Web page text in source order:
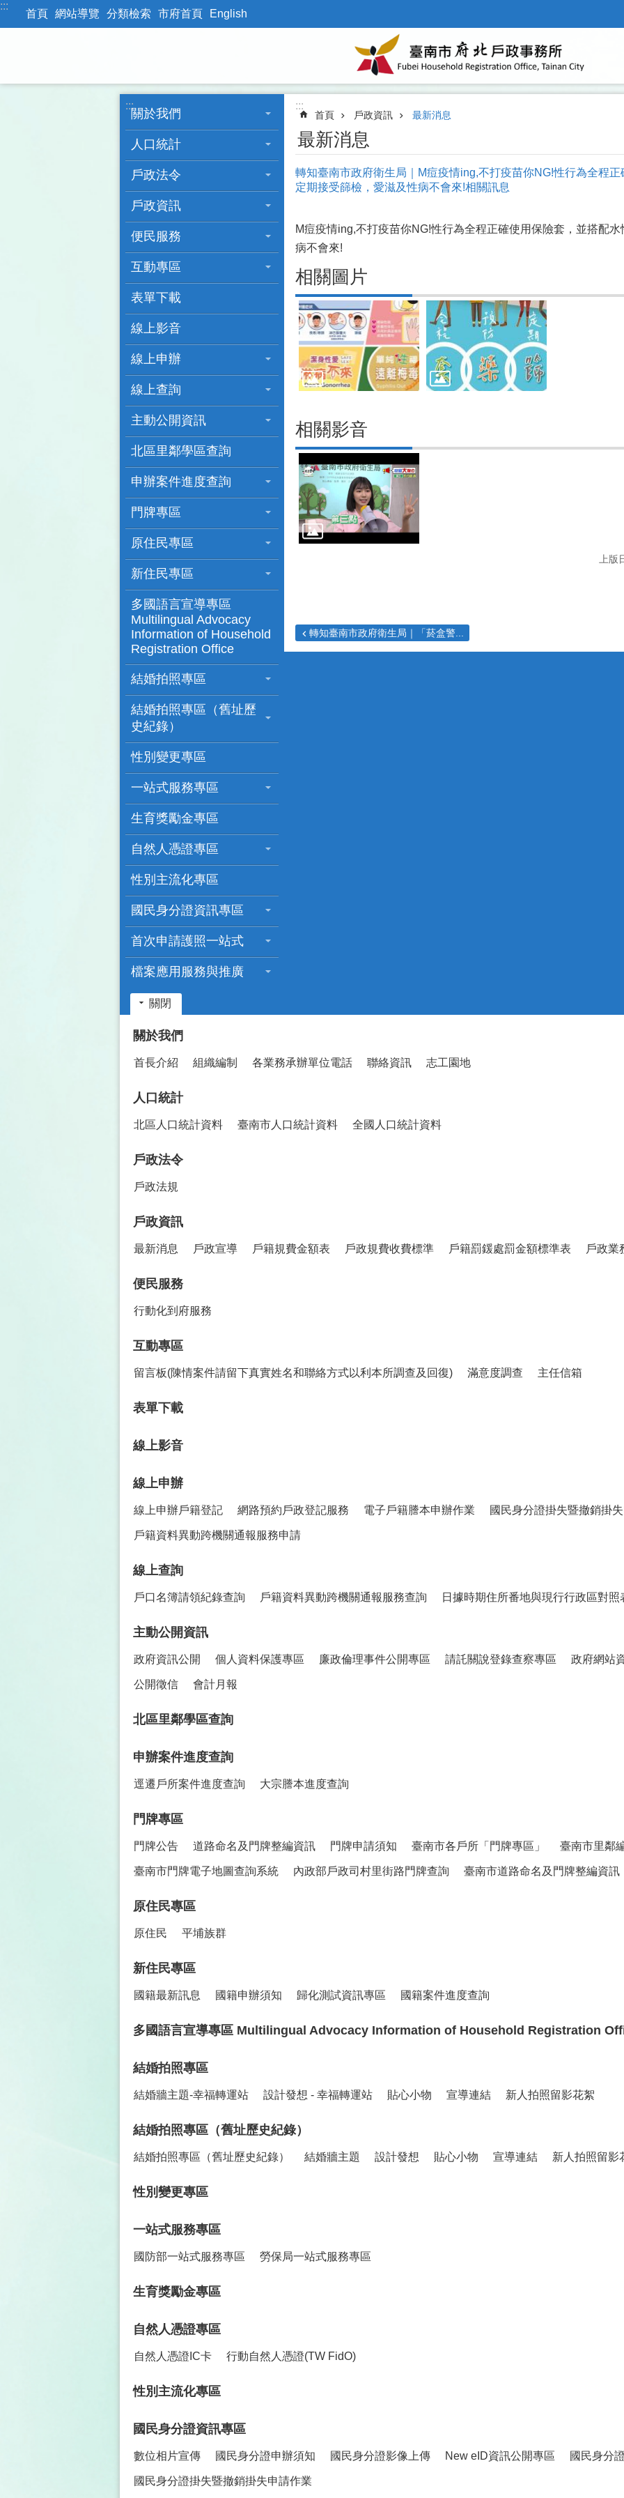
跳到主要內容區塊
:::
首頁 網站導覽 分類檢索 市府首頁 English
:::
關於我們
人口統計
戶政法令
戶政資訊
便民服務
互動專區
表單下載
線上影音
線上申辦
線上查詢
主動公開資訊
北區里鄰學區查詢
申辦案件進度查詢
門牌專區
原住民專區
新住民專區
多國語言宣導專區
Multilingual Advocacy
Information of Household
Registration Office
結婚拍照專區
結婚拍照專區（舊址歷
史紀錄）
性別變更專區
一站式服務專區
生育獎勵金專區
自然人憑證專區
性別主流化專區
國民身分證資訊專區
首次申請護照一站式
檔案應用服務與推廣
:::
首頁 戶政資訊 最新消息
最新消息
轉知臺南市政府衛生局｜M痘疫情ing,不打疫苗你NG!性行為全程
定期接受篩檢，愛滋及性病不會來!相關訊息
M痘疫情ing,不打疫苗你NG!性行為全程正確使用保險套，並搭配
病不會來!
相關圖片
相關影音
上版
轉知臺南市政府衛生局｜「菸盒警...
關閉
關於我們
首長介紹 組織編制 各業務承辦單位電話 聯絡資訊 志工園地
人口統計
北區人口統計資料 臺南市人口統計資料 全國人口統計資料
戶政法令
戶政法規
戶政資訊
最新消息 戶政宣導 戶籍規費金額表 戶政規費收費標準 戶籍罰鍰處罰金額標準表 戶政業
便民服務
行動化到府服務
互動專區
留言板(陳情案件請留下真實姓名和聯絡方式以利本所調查及回復) 滿意度調查 主任信箱
表單下載
線上影音
線上申辦
線上申辦戶籍登記 網路預約戶政登記服務 電子戶籍謄本申辦作業 國民身分證掛失暨撤銷掛
戶籍資料異動跨機關通報服務申請
線上查詢
戶口名簿請領紀錄查詢 戶籍資料異動跨機關通報服務查詢 日據時期住所番地與現行行政區對照
主動公開資訊
政府資訊公開 個人資料保護專區 廉政倫理事件公開專區 請託關說登錄查察專區 政府網站
公開徵信 會計月報
北區里鄰學區查詢
申辦案件進度查詢
逕遷戶所案件進度查詢 大宗謄本進度查詢
門牌專區
門牌公告 道路命名及門牌整編資訊 門牌申請須知 臺南市各戶所「門牌專區」 臺南市里鄰
臺南市門牌電子地圖查詢系統 內政部戶政司村里街路門牌查詢 臺南市道路命名及門牌整編資訊
原住民專區
原住民 平埔族群
新住民專區
國籍最新訊息 國籍申辦須知 歸化測試資訊專區 國籍案件進度查詢
多國語言宣導專區 Multilingual Advocacy Information of Household Registration
結婚拍照專區
結婚牆主題-幸福轉運站 設計發想 - 幸福轉運站 貼心小物 宣導連結 新人拍照留影花絮
結婚拍照專區（舊址歷史紀錄）
結婚拍照專區（舊址歷史紀錄） 結婚牆主題 設計發想 貼心小物 宣導連結 新人拍照留影
性別變更專區
一站式服務專區
國防部一站式服務專區 勞保局一站式服務專區
生育獎勵金專區
自然人憑證專區
自然人憑證IC卡 行動自然人憑證(TW FidO)
性別主流化專區
國民身分證資訊專區
數位相片宣傳 國民身分證申辦須知 國民身分證影像上傳 New eID資訊公開專區 國民身分
國民身分證掛失暨撤銷掛失申請作業